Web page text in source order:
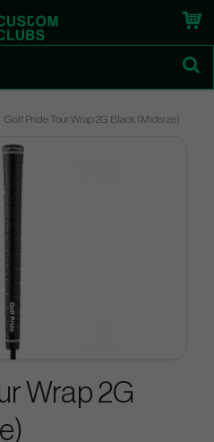
Golf Pride Tour Wrap 2G Black (Midsize)
Wrap 2G